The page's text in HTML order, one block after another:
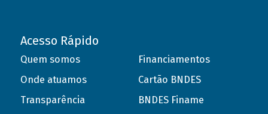
Acesso Rápido
Quem somos
Onde atuamos
Transparência
Financiamentos
Cartão BNDES
BNDES Finame